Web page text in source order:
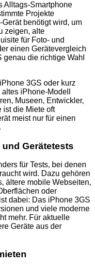
Alltags-Smartphone
Projekte
benötigt wird, um
zeigen, alte
für Foto- und
einen Gerätevergleich
die richtige Wahl
3GS oder kurz
iPhone-Modell
Museen, Entwickler,
ist die Miete oft
meist nur für einen
und Gerätetests
für Tests, bei denen
wird. Dazu gehören
ältere mobile Webseiten,
oder
dabei: Das iPhone 3GS
und viele moderne
mehr. Für aktuelle
Geräte aus der